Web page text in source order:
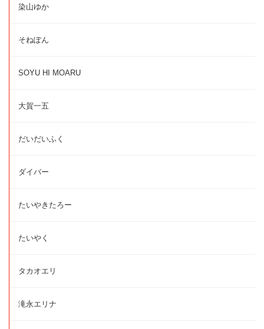
染山ゆか
そねぽん
SOYU HI MOARU
大賀一五
だいだいふく
ダイバー
たいやきたろー
たいやく
タカオエリ
滝永エリナ